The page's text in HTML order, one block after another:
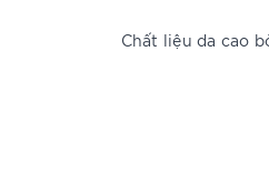
Chất liệu da cao